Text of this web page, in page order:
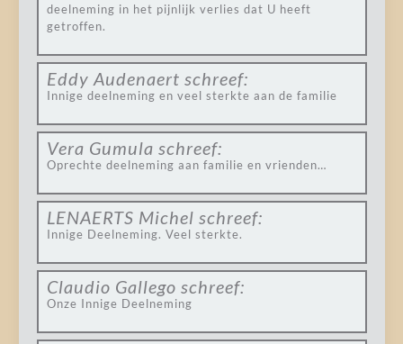
deelneming in het pijnlijk verlies dat U heeft
getroffen.
Eddy Audenaert schreef:
Innige deelneming en veel sterkte aan de familie
Vera Gumula schreef:
Oprechte deelneming aan familie en vrienden…
LENAERTS Michel schreef:
Innige Deelneming. Veel sterkte.
Claudio Gallego schreef:
Onze Innige Deelneming